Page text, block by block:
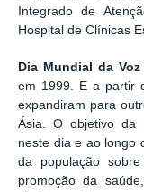
Integrado de
Hospital de Clínicas
Dia Mundial da Voz
em 1999. E a partir
expandiram para
Ásia. O objetivo da
neste dia e ao longo
da população
promoção da